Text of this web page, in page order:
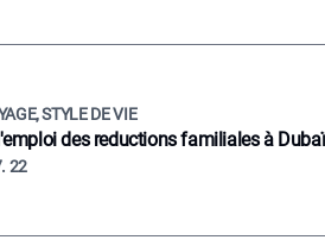
STYLE DE VIE
des reductions familiales à Dubaï
22